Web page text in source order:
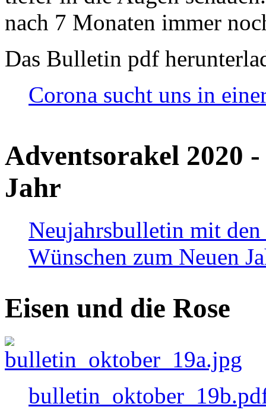
nach 7 Monaten immer
Das Bulletin pdf
Corona sucht uns in
Adventsorakel 2020
Jahr
Neujahrsbulletin mit den
Wünschen zum Neuen
Eisen und die Rose